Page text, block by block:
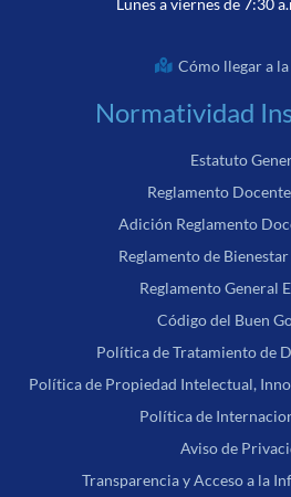
Lunes a viernes de 7:30
Cómo llegar a
Normatividad
Estatuto
Reglamento
Adición Reglamento
Reglamento de
Reglamento General
Código del Buen
Política de Tratamiento de
Política de Propiedad Intelectual,
Política de
Aviso de
Transparencia y Acceso a la